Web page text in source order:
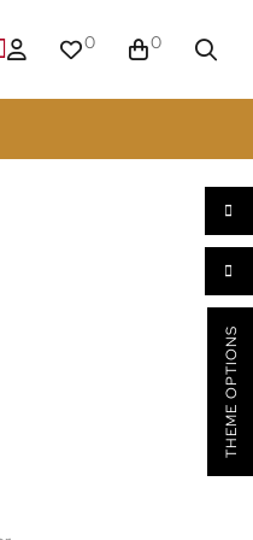
0 0
THEME OPTIONS